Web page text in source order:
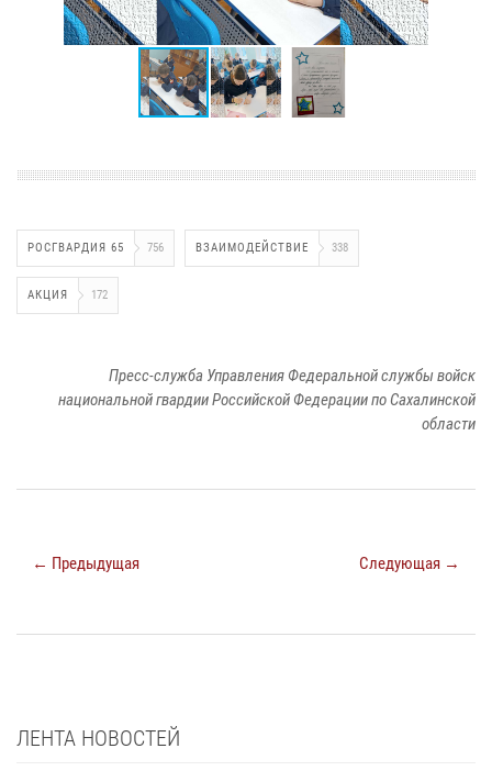
РОСГВАРДИЯ 65 756 ВЗАИМОДЕЙСТВИЕ 338
АКЦИЯ 172
Пресс-служба Управления Федеральной службы войск
национальной гвардии Российской Федерации по Сахалинской
области
← Предыдущая Следующая →
ЛЕНТА НОВОСТЕЙ